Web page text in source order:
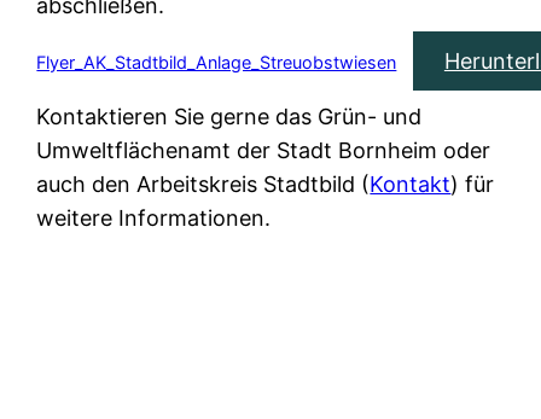
abschließen.
Flyer_AK_Stadtbild_Anlage_Streuobstwiesen
Kontaktieren Sie gerne das Grün- und
Umweltflächenamt der Stadt Bornheim oder
auch den Arbeitskreis Stadtbild (Kontakt) für
weitere Informationen.